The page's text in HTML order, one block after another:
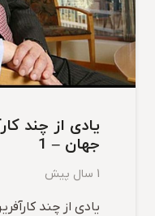
یادی از چند
جهان – 1
1 سال پیش